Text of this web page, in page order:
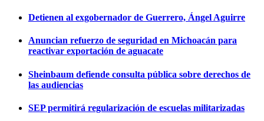
Detienen al exgobernador de Guerrero, Ángel Aguirre
Anuncian refuerzo de seguridad en Michoacán para
reactivar exportación de aguacate
Sheinbaum defiende consulta pública sobre derechos de
las audiencias
SEP permitirá regularización de escuelas militarizadas